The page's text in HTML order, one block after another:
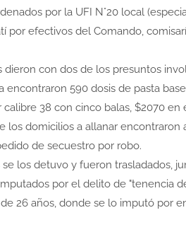
por la UFI N°20 local
por efectivos del Comando,
dieron con dos de los presuntos
encontraron 590 dosis de pasta
38 con cinco balas, $2070 en
los domicilios a allanar
de secuestro por robo.
los detuvo y fueron trasladados,
por el delito de "tenencia
26 años, donde se lo imputó por